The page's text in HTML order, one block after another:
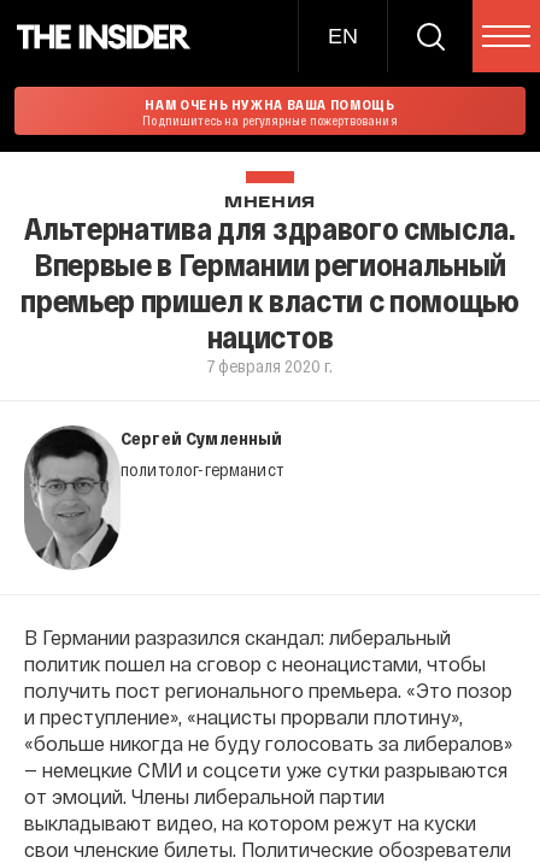
EN
НАМ ОЧЕНЬ НУЖНА ВАША ПОМОЩЬ
Подпишитесь на регулярные пожертвования
МНЕНИЯ
Альтернатива для здравого смысла.
Впервые в Германии региональный
премьер пришел к власти с помощью
нацистов
7 февраля 2020 г.
Сергей Сумленный
политолог-германист
В Германии разразился скандал: либеральный
политик пошел на сговор с неонацистами, чтобы
получить пост регионального премьера. «Это позор
и преступление», «нацисты прорвали плотину»,
«больше никогда не буду голосовать за либералов»
— немецкие СМИ и соцсети уже сутки разрываются
от эмоций. Члены либеральной партии
выкладывают видео, на котором режут на куски
свои членские билеты. Политические обозреватели